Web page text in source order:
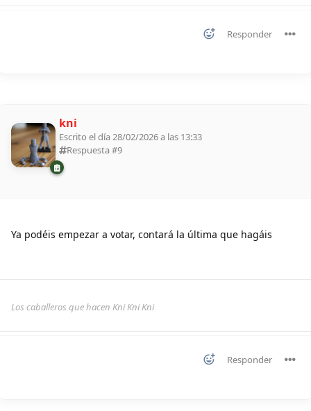
Responder
kni
Escrito el día 28/02/2026 a las 13:33
Respuesta #9
Ya podéis empezar a votar, contará la última que hagáis
Los caballeros que hacen Kni Kni Kni
Responder